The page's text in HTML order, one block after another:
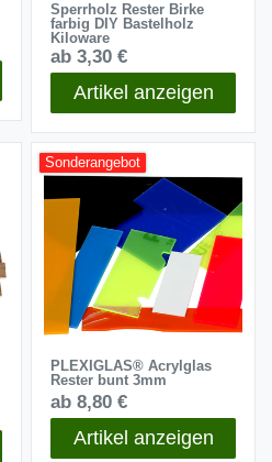
Sperrholz Rester Birke
farbig DIY Bastelholz
Kiloware
ab 3,30 €
Artikel anzeigen
Sonderangebot
PLEXIGLAS® Acrylglas
Rester bunt 3mm
ab 8,80 €
Artikel anzeigen